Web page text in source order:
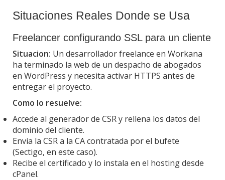
Situaciones Reales Donde se Usa
Freelancer configurando SSL para un cliente
Situacion: Un desarrollador freelance en Workana
ha terminado la web de un despacho de abogados
en WordPress y necesita activar HTTPS antes de
entregar el proyecto.
Como lo resuelve:
Accede al generador de CSR y rellena los datos del
dominio del cliente.
Envia la CSR a la CA contratada por el bufete
(Sectigo, en este caso).
Recibe el certificado y lo instala en el hosting desde
cPanel.